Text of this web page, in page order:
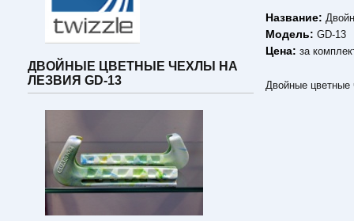
ДВОЙНЫЕ ЦВЕТНЫЕ ЧЕХЛЫ НА
ЛЕЗВИЯ GD-13
Название:
Модель:GD-13
Цена:за
Двойные цветные